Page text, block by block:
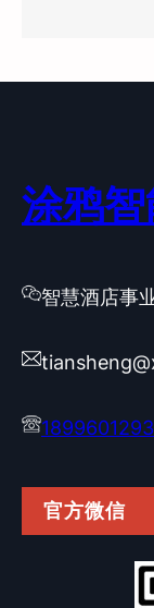
涂鸦
智慧酒店事
官方微信